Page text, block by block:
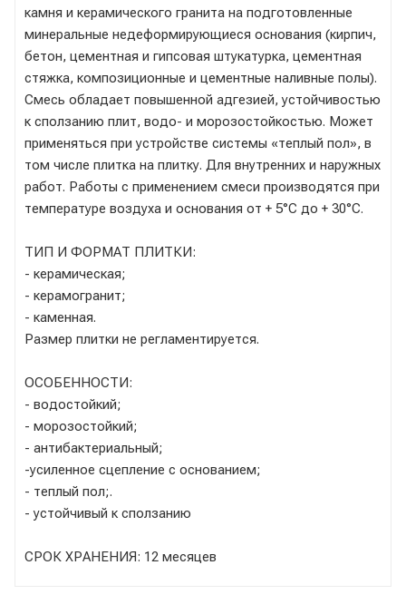
камня и керамического гранита на подготовленные
минеральные недеформирующиеся основания (кирпич,
бетон, цементная и гипсовая штукатурка, цементная
стяжка, композиционные и цементные наливные полы).
Смесь обладает повышенной адгезией, устойчивостью
к сползанию плит, водо- и морозостойкостью. Может
применяться при устройстве системы «теплый пол», в
том числе плитка на плитку. Для внутренних и наружных
работ. Работы с применением смеси производятся при
температуре воздуха и основания от + 5°C до + 30°C.
ТИП И ФОРМАТ ПЛИТКИ:
- керамическая;
- керамогранит;
- каменная.
Размер плитки не регламентируется.
ОСОБЕННОСТИ:
- водостойкий;
- морозостойкий;
- антибактериальный;
-усиленное сцепление с основанием;
- теплый пол;.
- устойчивый к сползанию
СРОК ХРАНЕНИЯ: 12 месяцев